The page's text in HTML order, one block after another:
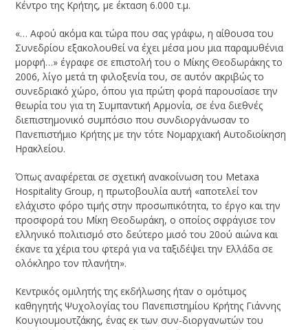
Κέντρο της Κρήτης, με έκταση 6.000 τ.μ.
«… Αφού ακόμα και τώρα που σας γράφω, η αίθουσα του
Συνεδρίου εξακολουθεί να έχει μέσα μου μια παραμυθένια
μορφή…» έγραφε σε επιστολή του ο Μίκης Θεοδωράκης το
2006, λίγο μετά τη φιλοξενία του, σε αυτόν ακριβώς το
συνεδριακό χώρο, όπου για πρώτη φορά παρουσίασε την
θεωρία του για τη Συμπαντική Αρμονία, σε ένα διεθνές
διεπιστημονικό συμπόσιο που συνδιοργάνωσαν το
Πανεπιστήμιο Κρήτης με την τότε Νομαρχιακή Αυτοδιοίκηση
Ηρακλείου.
Όπως αναφέρεται σε σχετική ανακοίνωση του Metaxa
Hospitality Group, η πρωτοβουλία αυτή «αποτελεί τον
ελάχιστο φόρο τιμής στην προσωπικότητα, το έργο και την
προσφορά του Μίκη Θεοδωράκη, ο οποίος σφράγισε τον
ελληνικό πολιτισμό στο δεύτερο μισό του 20ού αιώνα και
έκανε τα χέρια του φτερά για να ταξιδέψει την Ελλάδα σε
ολόκληρο τον πλανήτη».
Κεντρικός ομιλητής της εκδήλωσης ήταν ο ομότιμος
καθηγητής Ψυχολογίας του Πανεπιστημίου Κρήτης Γιάννης
Κουγιουμουτζάκης, ένας εκ των συν-διοργανωτών του